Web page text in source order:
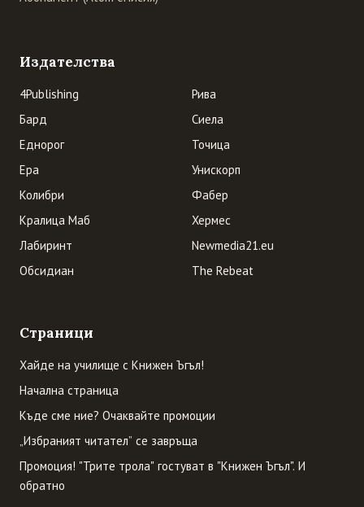
Издателства
4Publishing
Бард
Еднорог
Ера
Колибри
Кралица Маб
Лабиринт
Обсидиан
Рива
Сиела
Точица
Унискорп
Фабер
Хермес
Newmedia21.eu
The Rebeat
Страници
Хайде на училище с Книжен Ъгъл!
Начална страница
Къде сме ние? Очаквайте промоции
„Избраният читател” се завръща
Промоция! "Трите трола" гостуват в "Книжен Ъгъл". И
обратно